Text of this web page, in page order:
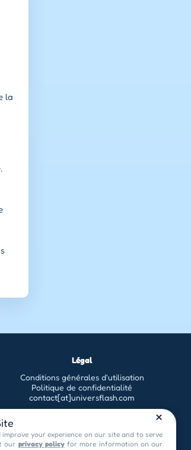
la
Légal
Conditions générales d'utilisation
Politique de confidentialité
contact[at]universflash.com
your experience on our site and to serve
our privacy policyfor more information on our